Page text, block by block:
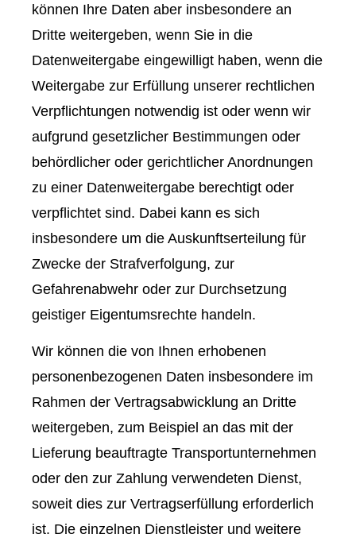
können Ihre Daten aber insbesondere an
Dritte weitergeben, wenn Sie in die
Datenweitergabe eingewilligt haben, wenn die
Weitergabe zur Erfüllung unserer rechtlichen
Verpflichtungen notwendig ist oder wenn wir
aufgrund gesetzlicher Bestimmungen oder
behördlicher oder gerichtlicher Anordnungen
zu einer Datenweitergabe berechtigt oder
verpflichtet sind. Dabei kann es sich
insbesondere um die Auskunftserteilung für
Zwecke der Strafverfolgung, zur
Gefahrenabwehr oder zur Durchsetzung
geistiger Eigentumsrechte handeln.
Wir können die von Ihnen erhobenen
personenbezogenen Daten insbesondere im
Rahmen der Vertragsabwicklung an Dritte
weitergeben, zum Beispiel an das mit der
Lieferung beauftragte Transportunternehmen
oder den zur Zahlung verwendeten Dienst,
soweit dies zur Vertragserfüllung erforderlich
ist. Die einzelnen Dienstleister und weitere